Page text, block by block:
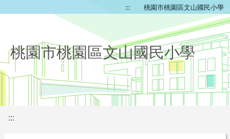
::: 桃園市桃園區文山國民小學
桃園市桃園區文山國民小學
:::